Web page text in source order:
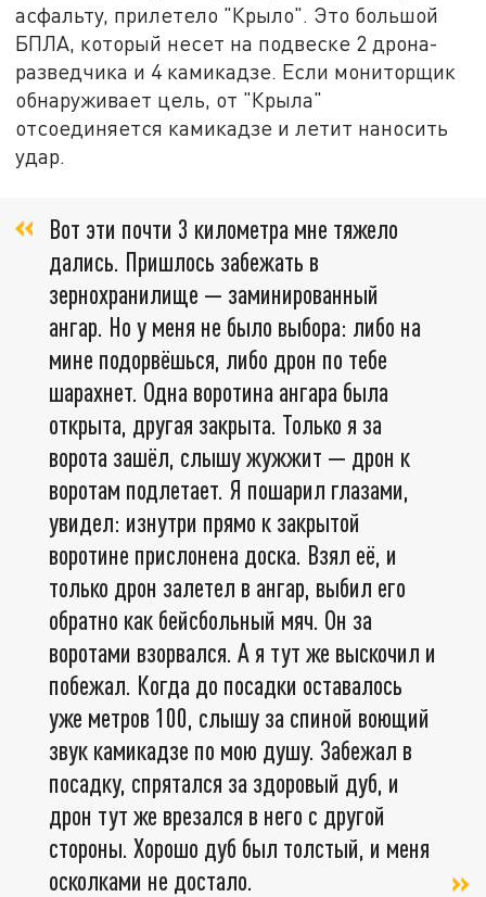
асфальту, прилетело "Крыло". Это большой
БПЛА, который несет на подвеске 2 дрона-
разведчика и 4 камикадзе. Если мониторщик
обнаруживает цель, от "Крыла"
отсоединяется камикадзе и летит наносить
удар.
Вот эти почти 3 километра мне тяжело
дались. Пришлось забежать в
зернохранилище — заминированный
ангар. Но у меня не было выбора: либо на
мине подорвёшься, либо дрон по тебе
шарахнет. Одна воротина ангара была
открыта, другая закрыта. Только я за
ворота зашёл, слышу жужжит — дрон к
воротам подлетает. Я пошарил глазами,
увидел: изнутри прямо к закрытой
воротине прислонена доска. Взял её, и
только дрон залетел в ангар, выбил его
обратно как бейсбольный мяч. Он за
воротами взорвался. А я тут же выскочил и
побежал. Когда до посадки оставалось
уже метров 100, слышу за спиной воющий
звук камикадзе по мою душу. Забежал в
посадку, спрятался за здоровый дуб, и
дрон тут же врезался в него с другой
стороны. Хорошо дуб был толстый, и меня
осколками не достало.